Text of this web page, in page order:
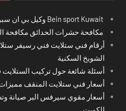
مكافحة حشرات الحدائق مكافحة
أرقام فني ستلايت فني رسيفر
الشويخ السكنية
أسئلة شائعة حول تركيب الستلايت
أسعار فني ستلايت المنقف
أسعار مقوي سيرفس البر صيانة